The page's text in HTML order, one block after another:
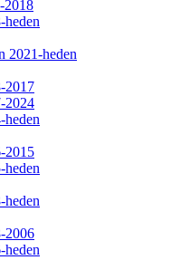
2018
2021-heden
2017
2024
2015
2006